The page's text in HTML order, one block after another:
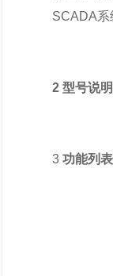
SCADA系
2 型号说明
3功能列表